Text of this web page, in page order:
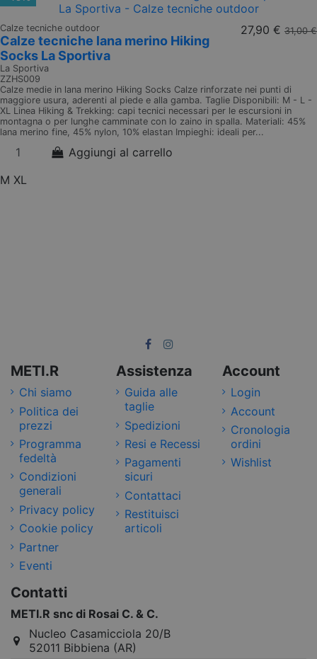
Calze tecniche outdoor
Calze tecniche lana merino Hiking
Socks La Sportiva
La Sportiva
ZZHS009
27,90 € 31,00 €
Calze medie in lana merino Hiking Socks Calze rinforzate nei punti di
maggiore usura, aderenti al piede e alla gamba. Taglie Disponibili: M - L -
XL Linea Hiking & Trekking: capi tecnici necessari per le escursioni in
montagna o per lunghe camminate con lo zaino in spalla. Materiali: 45%
lana merino fine, 45% nylon, 10% elastan Impieghi: ideali per...
Aggiungi al carrello
M XL
METI.R
Chi siamo
Politica dei
prezzi
Programma
fedeltà
Condizioni
generali
Privacy policy
Cookie policy
Partner
Eventi
Assistenza
Guida alle
taglie
Spedizioni
Resi e Recessi
Pagamenti
sicuri
Contattaci
Restituisci
articoli
Account
Login
Account
Cronologia
ordini
Wishlist
Contatti
METI.R snc di Rosai C. & C.
Nucleo Casamicciola 20/B
52011 Bibbiena (AR)